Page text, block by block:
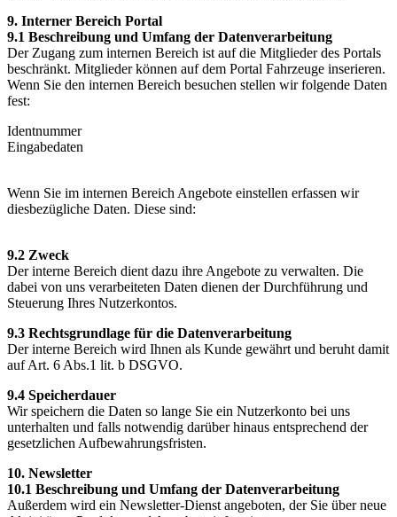
9. Interner Bereich Portal
9.1 Beschreibung und Umfang der Datenverarbeitung
Der Zugang zum internen Bereich ist auf die Mitglieder des Portals
beschränkt. Mitglieder können auf dem Portal Fahrzeuge inserieren.
Wenn Sie den internen Bereich besuchen stellen wir folgende Daten
fest:
Identnummer
Eingabedaten
Wenn Sie im internen Bereich Angebote einstellen erfassen wir
diesbezügliche Daten. Diese sind:
9.2 Zweck
Der interne Bereich dient dazu ihre Angebote zu verwalten. Die
dabei von uns verarbeiteten Daten dienen der Durchführung und
Steuerung Ihres Nutzerkontos.
9.3 Rechtsgrundlage für die Datenverarbeitung
Der interne Bereich wird Ihnen als Kunde gewährt und beruht damit
auf Art. 6 Abs.1 lit. b DSGVO.
9.4 Speicherdauer
Wir speichern die Daten so lange Sie ein Nutzerkonto bei uns
unterhalten und falls notwendig darüber hinaus entsprechend der
gesetzlichen Aufbewahrungsfristen.
10. Newsletter
10.1 Beschreibung und Umfang der Datenverarbeitung
Außerdem wird ein Newsletter-Dienst angeboten, der Sie über neue